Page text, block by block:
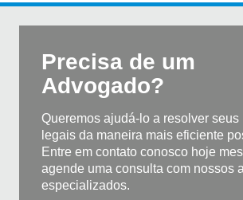
Precisa de um
Advogado?
Queremos ajudá-lo a resolver seus
legais da maneira mais eficiente
Entre em contato conosco hoje
agende uma consulta com nossos
especializados.